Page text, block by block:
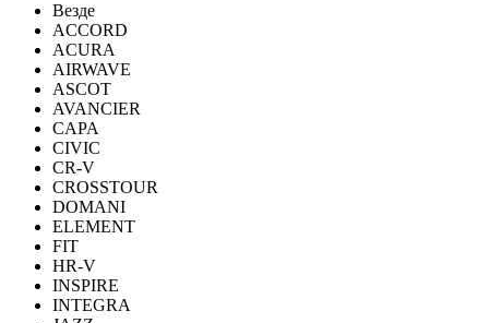
Везде
ACCORD
ACURA
AIRWAVE
ASCOT
AVANCIER
CAPA
CIVIC
CR-V
CROSSTOUR
DOMANI
ELEMENT
FIT
HR-V
INSPIRE
INTEGRA